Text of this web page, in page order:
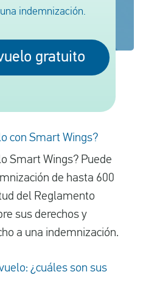
indemnización.
gratuito
con Smart Wings?
Smart Wings? Puede
de hasta 600
del Reglamento
sus derechos y
a una indemnización.
¿cuáles son sus